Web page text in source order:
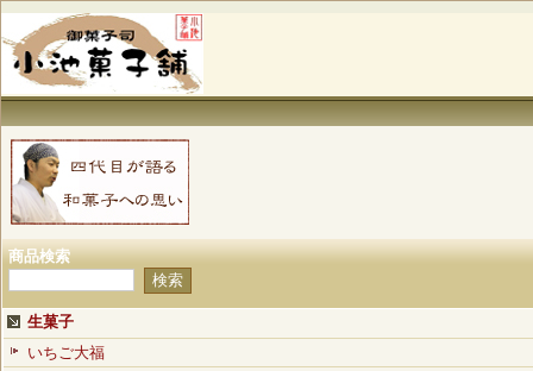
商品検索
生菓子
いちご大福